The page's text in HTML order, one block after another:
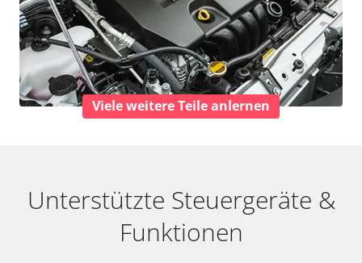
Viele weitere Teile anlernen
Unterstützte Steuergeräte &
Funktionen